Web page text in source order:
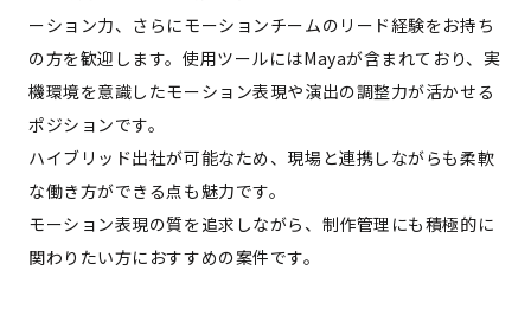
ーション力、さらにモーションチームのリード経験をお持ち
の方を歓迎します。使用ツールにはMayaが含まれており、実
機環境を意識したモーション表現や演出の調整力が活かせる
ポジションです。
ハイブリッド出社が可能なため、現場と連携しながらも柔軟
な働き方ができる点も魅力です。
モーション表現の質を追求しながら、制作管理にも積極的に
関わりたい方におすすめの案件です。